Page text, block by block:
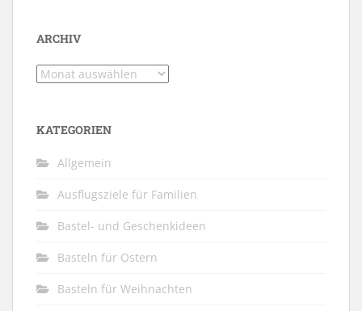
ARCHIV
Archiv
KATEGORIEN
Allgemein
Ausflugsziele für Familien
Bastel- und Geschenkideen
Basteln für Ostern
Basteln für Weihnachten